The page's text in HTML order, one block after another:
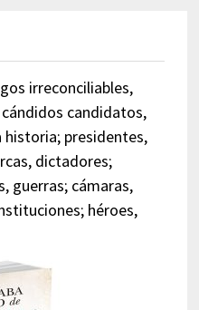
irreconciliables,
candidatos,
historia; presidentes,
dictadores;
guerras; cámaras,
héroes,